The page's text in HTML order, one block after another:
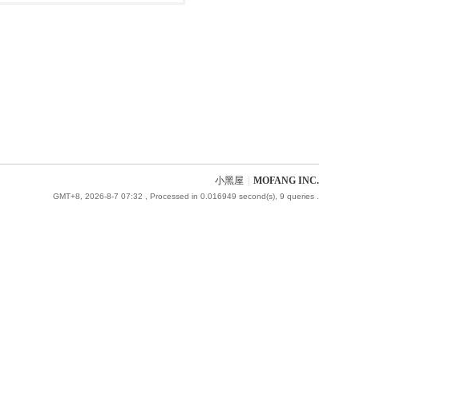
小黑屋 MOFANG INC.
GMT+8, 2026-8-7 07:32 , Processed in 0.016949 second(s), 9 queries .